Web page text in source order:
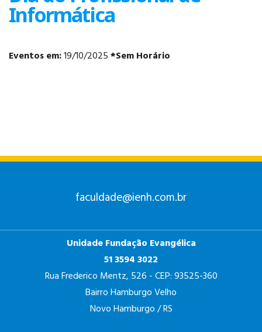
ANÁLISE E
DESENVOLVIMENTO
Informática
Eventos em:19/10/2025*Sem Horário
faculdade@ienh.com.br
Unidade Fundação Evangélica
51 3594 3022
Rua Frederico Mentz, 526 - CEP: 93525-360
Bairro Hamburgo Velho
Novo Hamburgo / RS